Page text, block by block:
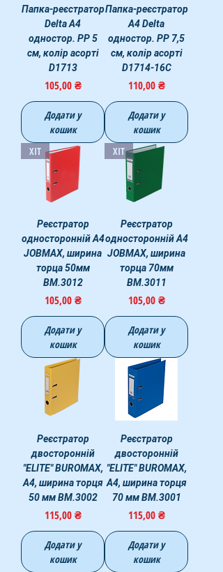
Папка-реєстратор
Delta А4
одностор. PP 5
cм, колір асорті
D1713
Ціна
105,00 ₴
Додати у
кошик
Папка-реєстратор
А4 Delta
одностор. PP 7,5
cм, колір асорті
D1714-16C
Ціна
110,00 ₴
Додати у
кошик
ХІТ
Реєстратор
односторонній А4
JOBMAX, ширина
торца 50мм
BM.3012
Ціна
105,00 ₴
Додати у
кошик
ХІТ
Реєстратор
односторонній А4
JOBMAX, ширина
торца 70мм
BM.3011
Ціна
105,00 ₴
Додати у
кошик
Реєстратор
двосторонній
"ELITE" BUROMAX,
А4, ширина торця
50 мм BM.3002
Ціна
115,00 ₴
Додати у
кошик
Реєстратор
двосторонній
"ELITE" BUROMAX,
А4, ширина торця
70 мм BM.3001
Ціна
115,00 ₴
Додати у
кошик